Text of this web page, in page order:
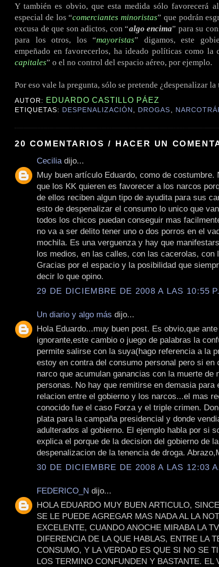
Y también es obvio, que esta medida sólo favorecerá
especial de los “comerciantes minoristas” que podrán
excusa de que son adictos, con “algo encima” para su
para los otros, los “mayoristas” digamos, este
empeñado en favorecerlos, ha ideado políticas como la
capitales” o el no control del espacio aéreo, por ejemplo.
Por eso vale la pregunta, sólo se pretende ¿despenalizar la
AUTOR: EDUARDO CASTILLO PÁEZ
ETIQUETAS: DESPENALIZACIÓN , DROGAS ,
20 COMENTARIOS / HACER UN
Cecilia dijo...
Muy buen artículo Eduardo, como de costumbre.
que los KK quieren es favorecer a los narcos
de ellos reciben algun tipo de ayudita para sus
esto de despenalizar el consumo lo unico que
todos los chicos puedan conseguir mas
no va a ser delito tener uno o dos porros en el
mochila. Es una verguenza y hay que
los medios, en las calles, con las cacerolas, con
Gracias por el espacio y la posibilidad que
decir lo que opino.
29 DE DICIEMBRE DE 2008 A LAS 10:55
Un diario y algo más dijo...
Hola Eduardo...muy buen post. Es obvio,que
ignorante,este cambio o juego de palabras la
permite salirse con la suya(hago referencia a la
estoy en contra del consumo personal pero si en
narco que acumulan ganancias con la muerte de
personas. No hay que remitirse en demasia para
relacion entre el gobierno y los narcos...el mas
conocido fue el caso Forza y el triple crimen.
plata para la campaña presidencial y donde
adulterados al gobierno. El ejemplo habla por si
explica el porque de la decision del gobierno de la
despenalizacion de la tenencia de droga.
30 DE DICIEMBRE DE 2008 A LAS 12:03
FEDERICO_N dijo...
HOLA EDUARDO MUY BUEN ARTICULO,
SE LE PUEDE AGREGAR MAS NADA AL LA
EXCELENTE, CUANDO ANOCHE MIRABA LA
DIFERENCIA DE LA QUE HABLAS, ENTRE LA
CONSUMO, Y LA VERDAD ES QUE SI NO SE
LOS TERMINO CONFUNDEN Y BASTANTE. EL